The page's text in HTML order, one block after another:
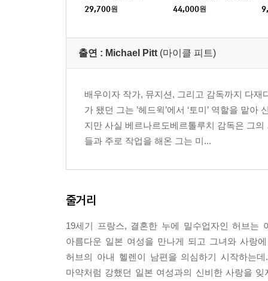
29,700원
+ BD 한정수량) : 블루
레이
44,000원
출연 : Michael Pitt (마이클 피트)
배우이자 작가, 뮤지션, 그리고 감독까지 다
가 됐던 그는 ’헤드윅’에서 ‘토미’ 역할을 맡
지만 사실 베르나르도베르톨루치 감독은 그
들과 주로 작업을 해온 그는 미...
줄거리
19세기 프랑스, 결혼한 누에 밀수업자인 허브는
아름다운 일본 여성을 만나게 되고 그녀와 사랑
허브의 아내 헬렌이 남편을 의심하기 시작하는
마약처럼 강했던 일본 여성과의 신비한 사랑을